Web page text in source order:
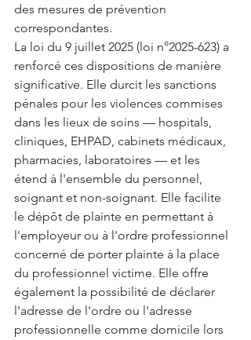
des mesures de prévention
correspondantes.
La loi du 9 juillet 2025 (loi n°2025-623) a
renforcé ces dispositions de manière
significative. Elle durcit les sanctions
pénales pour les violences commises
dans les lieux de soins — hospitals,
cliniques, EHPAD, cabinets médicaux,
pharmacies, laboratoires — et les
étend à l'ensemble du personnel,
soignant et non-soignant. Elle facilite
le dépôt de plainte en permettant à
l'employeur ou à l'ordre professionnel
concerné de porter plainte à la place
du professionnel victime. Elle offre
également la possibilité de déclarer
l'adresse de l'ordre ou l'adresse
professionnelle comme domicile lors